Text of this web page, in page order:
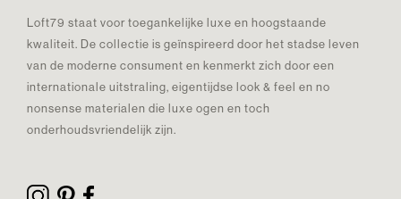
Loft79 staat voor toegankelijke luxe en hoogstaande
kwaliteit. De collectie is geïnspireerd door het stadse leven
van de moderne consument en kenmerkt zich door een
internationale uitstraling, eigentijdse look & feel en no
nonsense materialen die luxe ogen en toch
onderhoudsvriendelijk zijn.